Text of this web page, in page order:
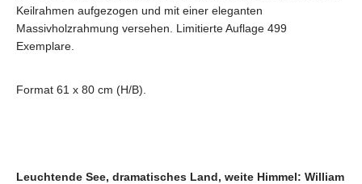
Keilrahmen aufgezogen und mit einer eleganten
Massivholzrahmung versehen. Limitierte Auflage 499
Exemplare.
Format 61 x 80 cm (H/B).
Leuchtende See, dramatisches Land, weite Himmel: William